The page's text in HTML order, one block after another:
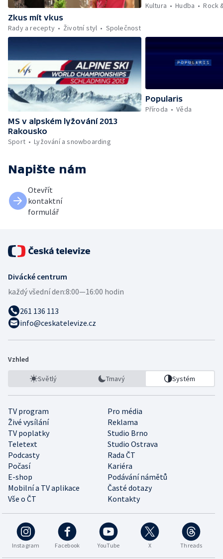
Zkus mít vkus
Rady a recepty
Životní styl Společnost
Kultura
Hudba Rock
MS v alpském lyžování 2013
Rakousko
Sport
Lyžování a snowboarding
Popularis
Příroda
Věda
Napište nám
Otevřít
kontaktní
formulář
Divácké centrum
každý všední den:8:00—16:00 hodin
261 136 113
info@ceskatelevize.cz
Vzhled
Světlý Tmavý Systém
TV program
Pro média
Živé vysílání
Reklama
TV poplatky
Studio Brno
Teletext
Studio Ostrava
Podcasty
Rada ČT
Počasí
Kariéra
E-shop
Podávání námětů
Mobilní a TV aplikace
Časté dotazy
Vše o ČT
Kontakty
Instagram Facebook YouTube X Threads